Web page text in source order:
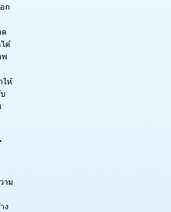
ก
ด้
พ
ให้
าม
ง